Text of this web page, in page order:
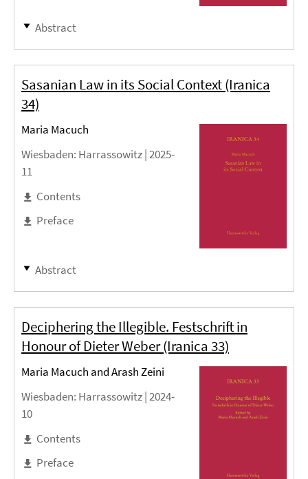
Abstract
Sasanian Law in its Social Context (Iranica
34)
Maria Macuch
Wiesbaden: Harrassowitz |2025-
11
Contents
Preface
Abstract
Deciphering the Illegible. Festschrift in
Honour of Dieter Weber (Iranica 33)
Maria Macuch and Arash Zeini
Wiesbaden: Harrassowitz |2024-
10
Contents
Preface